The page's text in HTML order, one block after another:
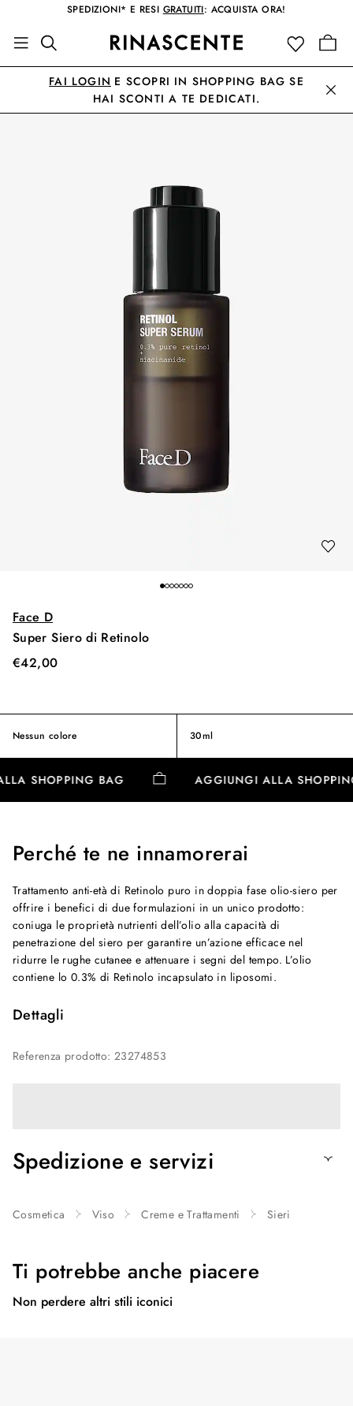
SPEDIZIONI* E RESI GRATUITI: ACQUISTA ORA!
FAI LOGIN E SCOPRI IN SHOPPING BAG SE
HAI SCONTI A TE DEDICATI.
Face D
Super Siero di Retinolo
€42,00
Nessun colore 30ml
SHOPPING BAG AGGIUNGI ALLA
Perché te ne innamorerai
Trattamento anti-età di Retinolo puro in doppia fase olio-siero per
offrire i benefici di due formulazioni in un unico prodotto:
coniuga le proprietà nutrienti dell’olio alla capacità di
penetrazione del siero per garantire un’azione efficace nel
ridurre le rughe cutanee e attenuare i segni del tempo. L’olio
contiene lo 0.3% di Retinolo incapsulato in liposomi.
Dettagli
Referenza prodotto:23274853
Spedizione e servizi
Cosmetica Viso Creme e Trattamenti Sieri
Ti potrebbe anche piacere
Non perdere altri stili iconici